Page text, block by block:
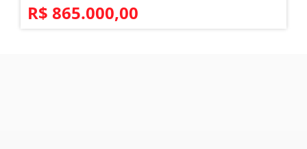
R$ 865.000,00